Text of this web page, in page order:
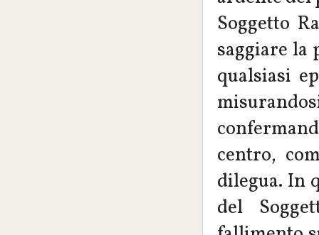
Soggetto
saggiare la
qualsiasi
centro,
dilegua. In
del